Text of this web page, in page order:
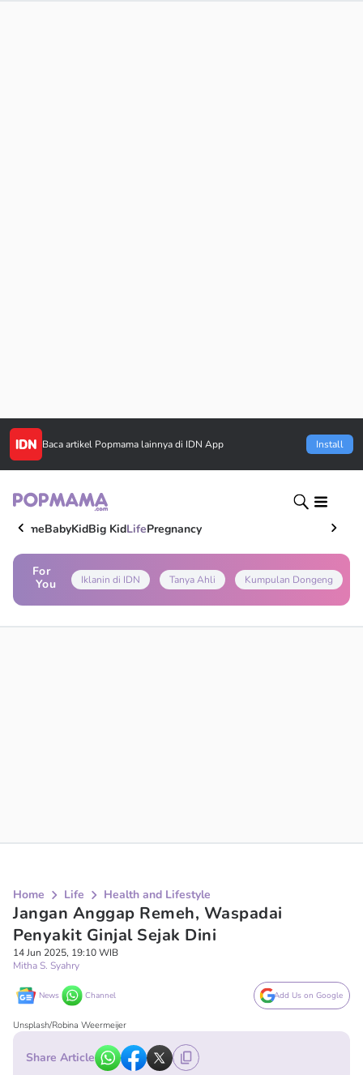
Baca artikel Popmama lainnya di IDN App Install
HomeBabyKidBig KidLifePregnancy
For
You
Iklanin di IDN Tanya Ahli Kumpulan Dongeng
Home Life Health and Lifestyle
Jangan Anggap Remeh, Waspadai
Penyakit Ginjal Sejak Dini
14 Jun 2025, 19:10 WIB
Mitha S. Syahry
News Channel Add Us on Google
Unsplash/Robina Weermeijer
Share Article